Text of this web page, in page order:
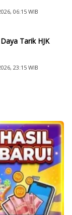
06:15 WIB
Tarik HJK
23:15 WIB